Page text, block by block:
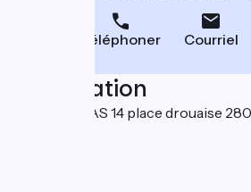
Téléphoner Courriel
Localisation
TANDEM SAS 14 place drouaise